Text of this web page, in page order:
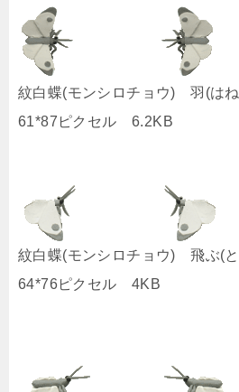
紋白蝶(モンシロチョウ) 羽(は
61*87ピクセル 6.2KB
紋白蝶(モンシロチョウ) 飛ぶ(
64*76ピクセル 4KB